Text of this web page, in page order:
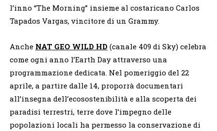
l’inno “The Morning” insieme al costaricano Carlos
Tapados Vargas, vincitore di un Grammy.
Anche NAT GEO WILD HD (canale 409 di Sky) celebra
come ogni anno l’Earth Day attraverso una
programmazione dedicata. Nel pomeriggio del 22
aprile, a partire dalle 14, proporrà documentari
all’insegna dell’ecosostenibilità e alla scoperta dei
paradisi terrestri, terre dove l’impegno delle
popolazioni locali ha permesso la conservazione di